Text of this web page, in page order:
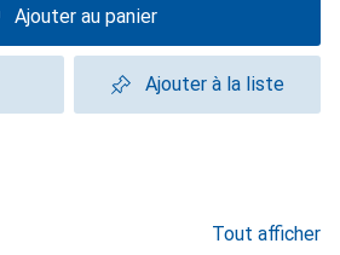
Ajouter au panier
Ajouter à la liste
Tout afficher